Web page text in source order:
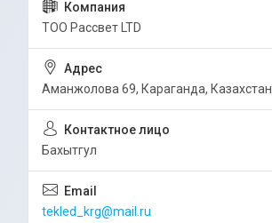
ТОО Рассвет LTD
Аманжолова 69, Караганда, Казахстан
Бахытгул
tekled_krg@mail.ru